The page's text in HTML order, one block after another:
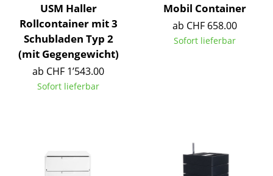
Kindertische
Gartentische
Servierwagen
Einzelteile
Regale & Schränke
USM Haller
Rollcontainer mit 3
Schubladen Typ 2
(mit Gegengewicht)
ab CHF 1’543.00
Sofort lieferbar
Mobil Container
ab CHF 658.00
Sofort lieferbar